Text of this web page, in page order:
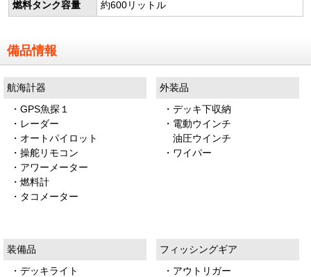
燃料タンク容量 約600リットル
備品情報
航海計器
・GPS魚探１
・レーダー
・オートパイロット
・操舵リモコン
・アワーメーター
・燃料計
・タコメーター
外装品
・デッキ下収納
・電動ウインチ
油圧ウインチ
・ワイパー
装備品
・デッキライト
フィッシングギア
・アウトリガー